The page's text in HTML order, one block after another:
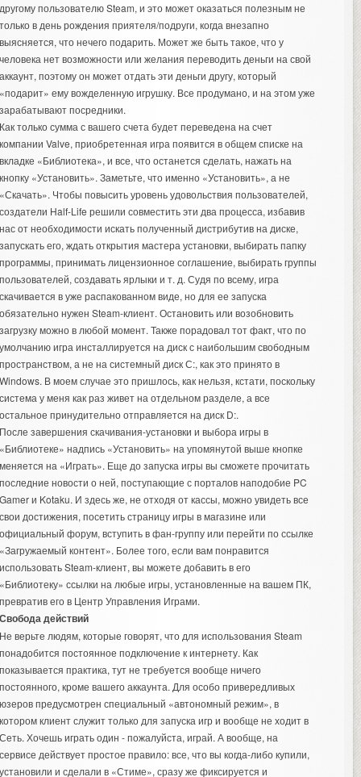
пользователю Steam, и это может оказаться полезным не
в день рождения приятеля/подруги, когда внезапно
что нечего подарить. Может же быть такое, что у
нет возможности или желания переводить деньги на свой
поэтому он может отдать эти деньги другу, который
ему вожделенную игрушку. Все продумано, и на этом уже
посредники.
только сумма с вашего счета будет переведена на счет
Valve, приобретенная игра появится в общем списке на
«Библиотека», и все, что останется сделать, нажать на
«Установить». Заметьте, что именно «Установить», а не
Чтобы повысить уровень удовольствия пользователей,
Half-Life решили совместить эти два процесса, избавив
от необходимости искать полученный дистрибутив на диске,
его, ждать открытия мастера установки, выбирать папку
принимать лицензионное соглашение, выбирать группы
создавать ярлыки и т. д. Судя по всему, игра
в уже распакованном виде, но для ее запуска
нужен Steam-клиент. Остановить или возобновить
можно в любой момент. Также порадовал тот факт, что по
игра инсталлируется на диск с наибольшим свободным
а не на системный диск С:, как это принято в
В моем случае это пришлось, как нельзя, кстати, поскольку
у меня как раз живет на отдельном разделе, а все
принудительно отправляется на диск D:.
завершения скачивания-установки и выбора игры в
надпись «Установить» на упомянутой выше кнопке
на «Играть». Еще до запуска игры вы сможете прочитать
новости о ней, поступающие с порталов наподобие PC
и Kotaku. И здесь же, не отходя от кассы, можно увидеть все
достижения, посетить страницу игры в магазине или
форум, вступить в фан-группу или перейти по ссылке
контент». Более того, если вам понравится
Steam-клиент, вы можете добавить в его
ссылки на любые игры, установленные на вашем ПК,
его в Центр Управления Играми.
действий
верьте людям, которые говорят, что для использования Steam
постоянное подключение к интернету. Как
практика, тут не требуется вообще ничего
кроме вашего аккаунта. Для особо привередливых
предусмотрен специальный «автономный режим», в
клиент служит только для запуска игр и вообще не ходит в
Хочешь играть один - пожалуйста, играй. А вообще, на
действует простое правило: все, что вы когда-либо купили,
и сделали в «Стиме», сразу же фиксируется и